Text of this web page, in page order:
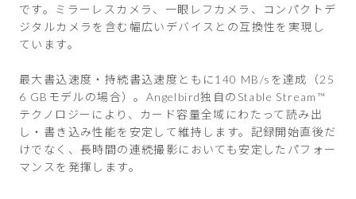
です。ミラーレスカメラ、一眼レフカメラ、コンパクトデ
ジタルカメラを含む幅広いデバイスとの互換性を実現し
ています。
最大書込速度・持続書込速度ともに140 MB/sを達成（25
6 GBモデルの場合）。Angelbird独自のStable Stream™
テクノロジーにより、カード容量全域にわたって読み出
し・書き込み性能を安定して維持します。記録開始直後だ
けでなく、長時間の連続撮影においても安定したパフォー
マンスを発揮します。